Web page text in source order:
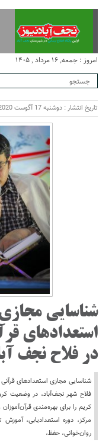
امروز : جمعه, ۱۶ مرداد , ۱۴۰۵
تاریخ انتشار : دوشنبه 17 آگوست 2020 - 8:26
شناسایی
استعدادهای
در فلاح نجف
شناسایی مجازی استعدادهای
فلاح شهر نجف‌آباد، در وضعیت
کریم را برای بهره‌مندی
مرکز، دوره استعدادیابی،
روان‌خوانی، حفظ،